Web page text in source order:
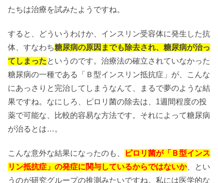
たちは治療を試みたようですね。
すると、どういうわけか、インスリン受容体に発生した抗
体、すなわち糖尿病の原因までも除去され、糖尿病が治っ
てしまったというのです。治療法の確立されていなかった
糖尿病の一種である「Ｂ型インスリン抵抗症」が、こんな
にあっさりと完治してしまうなんて、まるで夢のような結
果ですね。なにしろ、ピロリ菌の除去は、1週間程度の投
薬で可能な、比較的容易な方法です。それによって糖尿病
が治るとは…。
こんな意外な結果になったのも、
ピロリ菌が「Ｂ型インス
リン抵抗症」の発症に関与しているからではないか、とい
うのが研究グループの推測みたいですね。私には医学的な